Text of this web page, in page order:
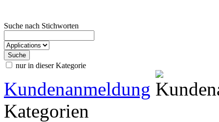
Suche nach Stichworten
nur in dieser Kategorie
Kundenanmeldung
Kategorien